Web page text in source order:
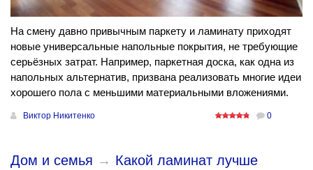
На смену давно привычным паркету и ламинату приходят
новые универсальные напольные покрытия, не требующие
серьёзных затрат. Например, паркетная доска, как одна из
напольных альтернатив, призвана реализовать многие идеи
хорошего пола с меньшими материальными вложениями.
Виктор Никитенко 0
Дом и семья → Какой ламинат лучше